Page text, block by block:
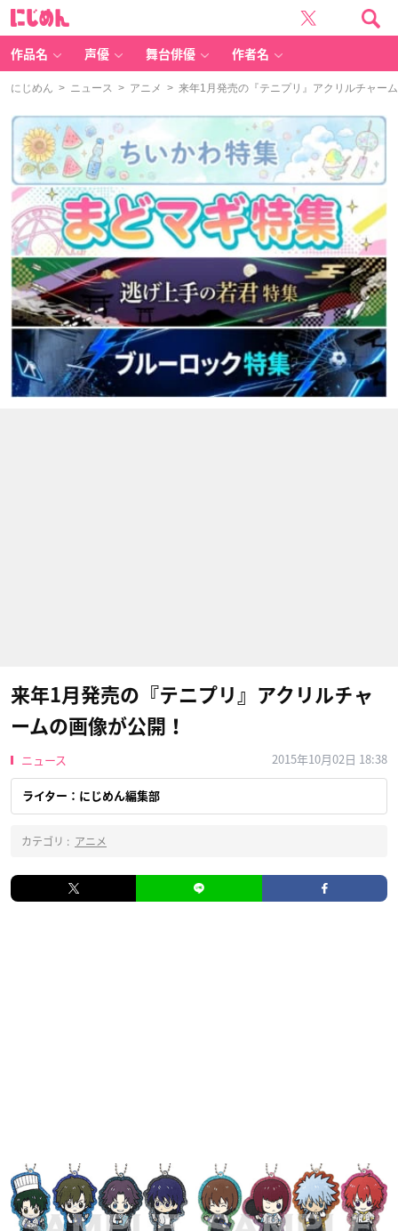
作品名 声優 舞台俳優 作者名
にじめん > ニュース > アニメ > 来年1月発売の『テニプリ』アクリルチャー
来年1月発売の『テニプリ』アクリルチャ
ームの画像が公開！
ニュース 2015年10月02日 18:38
ライター：にじめん編集部
カテゴリ : アニメ